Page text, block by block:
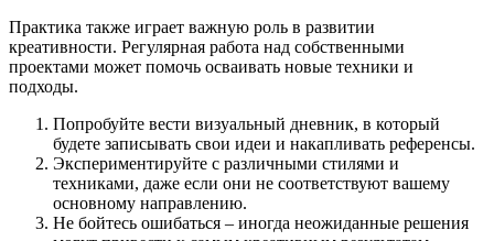
Практика также играет важную роль в развитии
креативности. Регулярная работа над собственными
проектами может помочь осваивать новые техники и
подходы.
Попробуйте вести визуальный дневник, в который
будете записывать свои идеи и накапливать референсы.
Экспериментируйте с различными стилями и
техниками, даже если они не соответствуют вашему
основному направлению.
Не бойтесь ошибаться – иногда неожиданные решения